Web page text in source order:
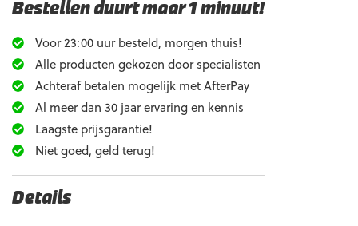
Bestellen duurt maar 1 minuut!
Voor 23:00 uur besteld, morgen thuis!
Alle producten gekozen door specialisten
Achteraf betalen mogelijk met AfterPay
Al meer dan 30 jaar ervaring en kennis
Laagste prijsgarantie!
Niet goed, geld terug!
Details